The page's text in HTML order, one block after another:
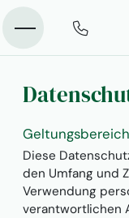
Geltungsbereich
Diese
den Umfang und
Verwendung
verantwortlichen